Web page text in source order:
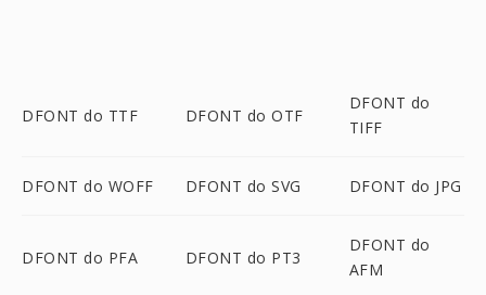
DFONT do TTF DFONT do OTF
DFONT do
TIFF
DFONT do WOFF DFONT do SVG DFONT do JPG
DFONT do PFA DFONT do PT3
DFONT do
AFM